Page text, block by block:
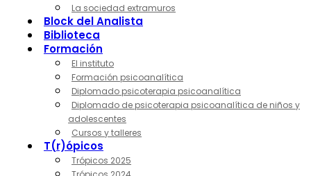
La sociedad extramuros
Block del Analista
Biblioteca
Formación
El instituto
Formación psicoanalítica
Diplomado psicoterapia psicoanalítica
Diplomado de psicoterapia psicoanalítica de niños y
adolescentes
Cursos y talleres
T(r)ópicos
Trópicos 2025